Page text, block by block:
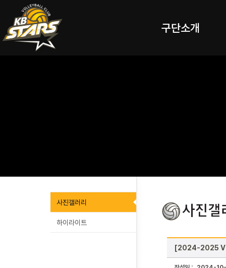
구단소개
사진갤러리
하이라이트
[2024-2025 V